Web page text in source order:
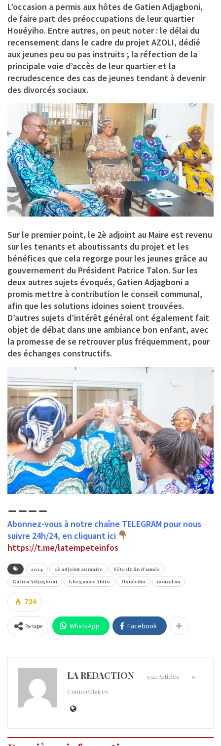
L’occasion a permis aux hôtes de Gatien Adjagboni,
de faire part des préoccupations de leur quartier
Houéyiho. Entre autres, on peut noter : le délai du
recensement dans le cadre du projet AZOLI, dédié
aux jeunes peu ou pas instruits ; la réfection de la
principale voie d’accès de leur quartier et la
recrudescence des cas de jeunes tendant à devenir
des divorcés sociaux.
Sur le premier point, le 2è adjoint au Maire est revenu
sur les tenants et aboutissants du projet et les
bénéfices que cela regorge pour les jeunes grâce au
gouvernement du Président Patrice Talon. Sur les
deux autres sujets évoqués, Gatien Adjagboni a
promis mettre à contribution le conseil communal,
afin que les solutions idoines soient trouvées.
D’autres sujets d’intérêt général ont également fait
objet de débat dans une ambiance bon enfant, avec
la promesse de se retrouver plus fréquemment, pour
des échanges constructifs.
Abonnez-vous à notre chaîne TELEGRAM pour nous
suivre 24h/24, en cliquant ici
https://t.me/latempeteinfos
2024 2è adjoint au maire
Fête de fin d'année
Gatien Adjagboni
Gbegamey Ahito Houéyiho nouvel an
734
Partager WhatsApp Facebook
LA REDACTION 5321 Articles
0
Commentaires